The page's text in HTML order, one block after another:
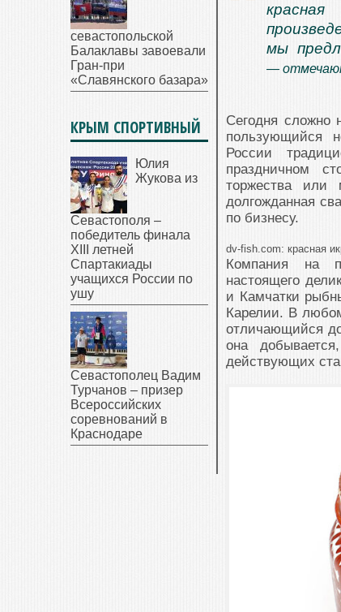
мы
—
Сегодня сложно
пользующийся
России
праздничном
торжества
долгожданная
по бизнесу.
dv-fish.com: красная
Компания на
настоящего
и Камчатки
Карелии. В
отличающийся
она
действующих
севастопольской
Балаклавы завоевали
Гран-при
«Славянского базара»
КРЫМ СПОРТИВНЫЙ
Юлия
Жукова из
Севастополя –
победитель финала
XIII летней
Спартакиады
учащихся России по
ушу
Севастополец Вадим
Турчанов – призер
Всероссийских
соревнований в
Краснодаре